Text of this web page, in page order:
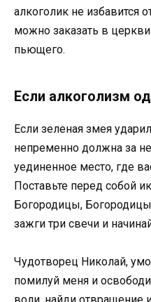
алкоголик не избавится
можно заказать в
пьющего.
Если алкоголизм
Если зеленая змея
непременно должна за
уединенное место, где
Поставьте перед собой
Богородицы,
зажги три свечи и
Чудотворец Николай,
помилуй меня и